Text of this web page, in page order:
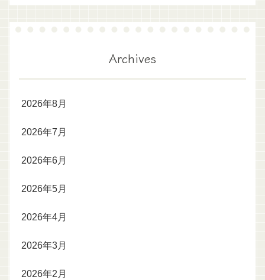
Archives
2026年8月
2026年7月
2026年6月
2026年5月
2026年4月
2026年3月
2026年2月